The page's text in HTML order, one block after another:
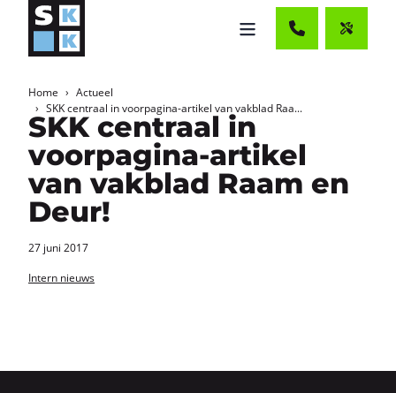
Home
Actueel
SKK centraal in voorpagina-artikel van vakblad Raa...
SKK centraal in
voorpagina-artikel
van vakblad Raam en
Deur!
27 juni 2017
Intern nieuws